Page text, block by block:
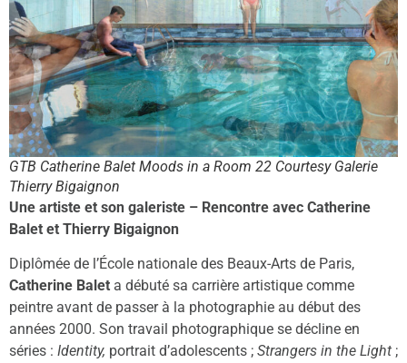
GTB Catherine Balet Moods in a Room 22 Courtesy Galerie
Thierry Bigaignon
Une artiste et son galeriste – Rencontre avec Catherine
Balet et Thierry Bigaignon
Diplômée de l’École nationale des Beaux-Arts de Paris,
Catherine Balet a débuté sa carrière artistique comme
peintre avant de passer à la photographie au début des
années 2000. Son travail photographique se décline en
séries : Identity, portrait d’adolescents ; Strangers in the Light ;